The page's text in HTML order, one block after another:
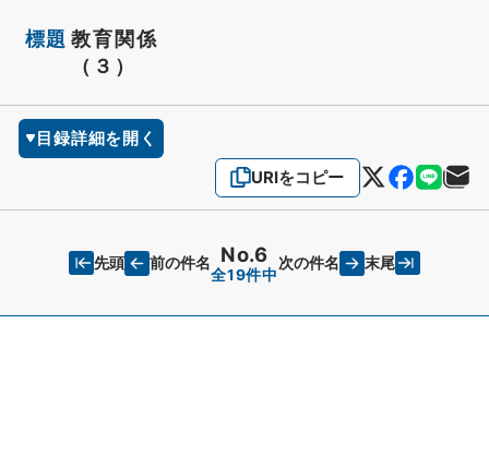
標題 教育関係
（３）
目録詳細を開く
URIをコピー
先頭 前の件名 No.6
全19件中
次の件名 末尾